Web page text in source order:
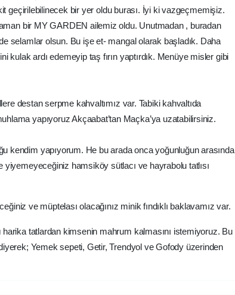
geçirilebilinecek bir yer oldu burası. İyi ki vazgeçmemişiz.
bir MY GARDEN ailemiz oldu. Unutmadan , buradan
selamlar olsun. Bu işe et- mangal olarak başladık. Daha
ardı edemeyip taş fırın yaptırdık. Menüye misler gibi
destan serpme kahvaltımız var. Tabiki kahvaltıda
yapıyoruz Akçaabat’tan Maçka’ya uzatabilirsiniz.
kendim yapıyorum. He bu arada onca yoğunluğun arasında
hamsiköy sütlacı ve hayrabolu tatlısı
ve müptelası olacağınız minik fındıklı baklavamız var.
tatlardan kimsenin mahrum kalmasını istemiyoruz. Bu
Yemek sepeti, Getir, Trendyol ve Gofody üzerinden